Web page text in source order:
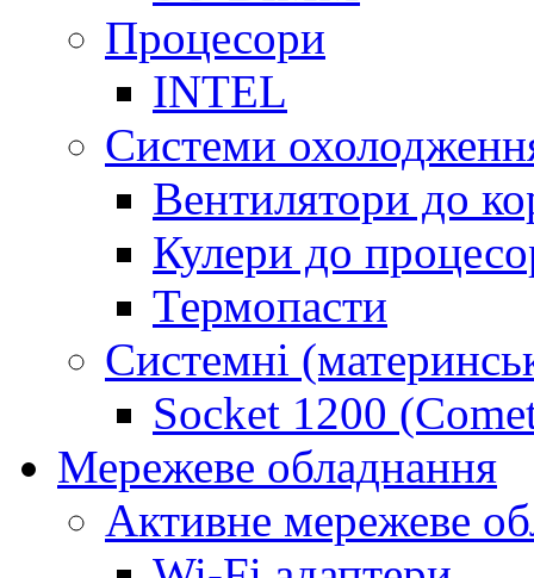
Процесори
INTEL
Системи
Вентилятори до
Кулери до
Термопасти
Системні
Socket 1200
Мережеве обладнання
Активне мережеве